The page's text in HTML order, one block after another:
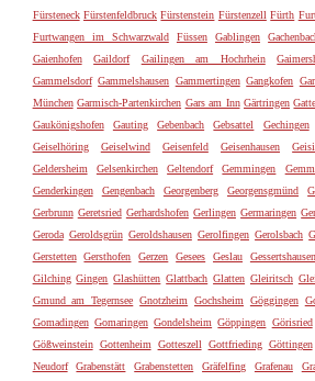
Fürsteneck Fürstenfeldbruck Fürstenstein Fürstenzell Fürth
Furtwangen im Schwarzwald
Füssen Gablingen
Gaienhofen
Gaildorf Gailingen am Hochrhein
Gammelsdorf Gammelshausen Gammertingen Gangkofen
München Garmisch-Partenkirchen Gars am Inn Gärtringen
Gaukönigshofen
Gauting Gebenbach Gebsattel Gechingen
Geiselhöring
Geiselwind Geisenfeld Geisenhausen
Geldersheim
Gelsenkirchen Geltendorf Gemmingen
Genderkingen
Gengenbach Georgenberg Georgensgmünd
Gerbrunn Geretsried Gerhardshofen Gerlingen Germaringen
Geroda Geroldsgrün Geroldshausen Gerolfingen Gerolsbach
Gerstetten
Gersthofen Gerzen Gesees Geslau Gessertshausen
Gilching Gingen Glashütten Glattbach Glatten Gleiritsch
Gmund am Tegernsee Gnotzheim Gochsheim Göggingen
Gomadingen Gomaringen Gondelsheim Göppingen Görisried
Gößweinstein Gottenheim Gotteszell Gottfrieding Göttingen
Neudorf
Grabenstätt Grabenstetten Gräfelfing Grafenau